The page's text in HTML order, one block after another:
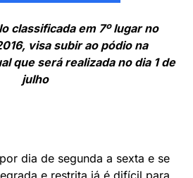
classificada em 7º lugar no
visa subir ao pódio na
que será realizada no dia 1 de
julho
dia de segunda a sexta e se
e restrita já é difícil para